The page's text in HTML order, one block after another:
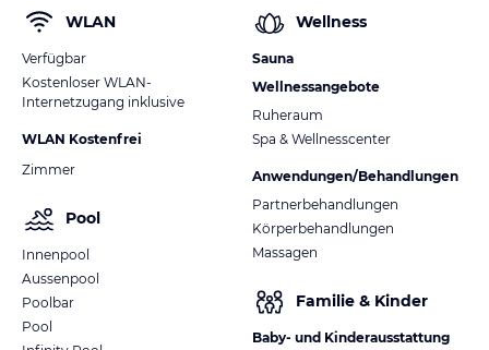
WLAN
Verfügbar
Kostenloser WLAN-
Internetzugang inklusive
WLAN Kostenfrei
Zimmer
Pool
Innenpool
Aussenpool
Poolbar
Pool
Wellness
Sauna
Wellnessangebote
Ruheraum
Spa & Wellnesscenter
Anwendungen/Behandlungen
Partnerbehandlungen
Körperbehandlungen
Massagen
Familie & Kinder
Baby- und Kinderausstattung